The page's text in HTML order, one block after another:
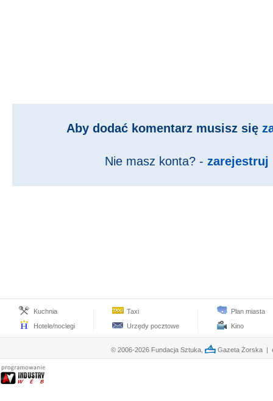
Aby dodać komentarz musisz się
Nie masz konta? - zarejestruj
Kuchnia
Hotele/noclegi
Taxi
Urzędy pocztowe
Plan miasta
Kino
© 2006-2026 Fundacja Sztuka, Gazeta Żorska |